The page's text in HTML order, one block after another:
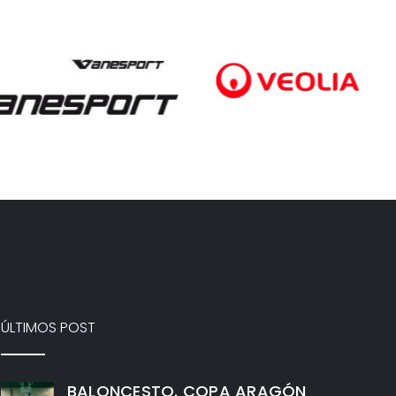
ÚLTIMOS POST
BALONCESTO. COPA ARAGÓN